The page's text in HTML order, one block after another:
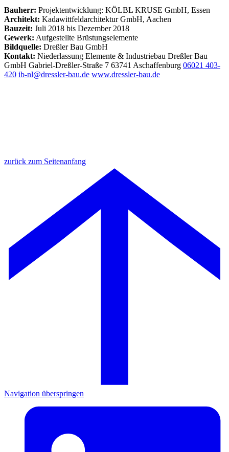
Bauherr: Projektentwicklung: KÖLBL KRUSE GmbH, Essen
Architekt: Kadawittfeldarchitektur GmbH, Aachen
Bauzeit: Juli 2018 bis Dezember 2018
Gewerk: Aufgestellte Brüstungselemente
Bildquelle: Dreßler Bau GmbH
Kontakt: Niederlassung Elemente & Industriebau Dreßler Bau
GmbH Gabriel-Dreßler-Straße 7 63741 Aschaffenburg 06021 403-
420 ib-nl@dressler-bau.de www.dressler-bau.de
zurück zum Seitenanfang
Navigation überspringen